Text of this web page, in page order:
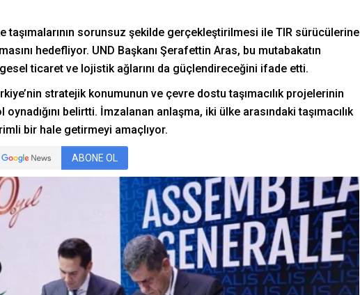
taşımalarının sorunsuz şekilde gerçekleştirilmesi ile TIR sürücülerine
hedefliyor. UND Başkanı Şerafettin Aras, bu mutabakatın
ticaret ve lojistik ağlarını da güçlendireceğini ifade etti.
stratejik konumunun ve çevre dostu taşımacılık projelerinin
belirtti. İmzalanan anlaşma, iki ülke arasındaki taşımacılık
bir hale getirmeyi amaçlıyor.
ABONE OL